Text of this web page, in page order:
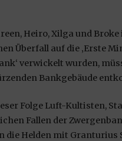
Heiro, Xilga und
Überfall auf die ‚Erste
verwickelt wurden,
Bankgebäude
Folge Luft-Kultisten,
Fallen der
die Helden mit Granturius